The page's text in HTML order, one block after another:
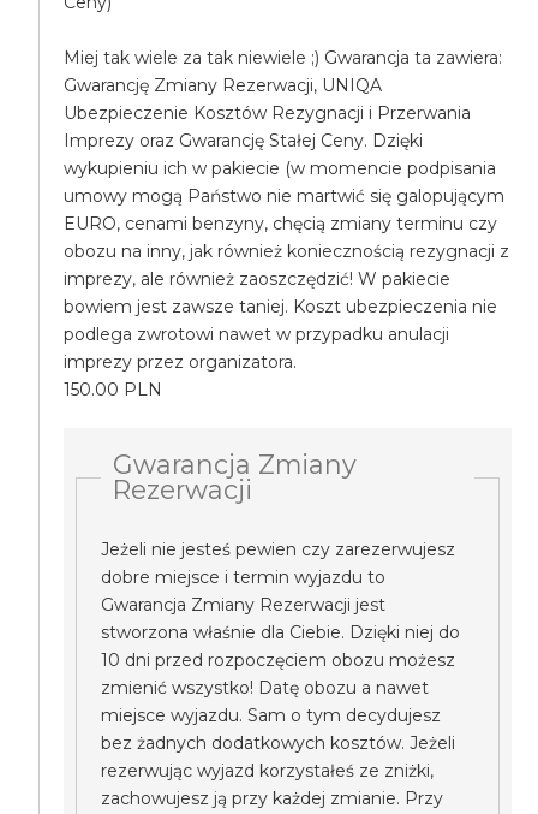
Miej tak wiele za tak niewiele ;) Gwarancja ta zawiera:
Gwarancję Zmiany Rezerwacji, UNIQA
Ubezpieczenie Kosztów Rezygnacji i Przerwania
Imprezy oraz Gwarancję Stałej Ceny. Dzięki
wykupieniu ich w pakiecie (w momencie podpisania
umowy mogą Państwo nie martwić się galopującym
EURO, cenami benzyny, chęcią zmiany terminu czy
obozu na inny, jak również koniecznością rezygnacji z
imprezy, ale również zaoszczędzić! W pakiecie
bowiem jest zawsze taniej. Koszt ubezpieczenia nie
podlega zwrotowi nawet w przypadku anulacji
imprezy przez organizatora.
150.00 PLN
Gwarancja Zmiany
Rezerwacji
Jeżeli nie jesteś pewien czy zarezerwujesz
dobre miejsce i termin wyjazdu to
Gwarancja Zmiany Rezerwacji jest
stworzona właśnie dla Ciebie. Dzięki niej do
10 dni przed rozpoczęciem obozu możesz
zmienić wszystko! Datę obozu a nawet
miejsce wyjazdu. Sam o tym decydujesz
bez żadnych dodatkowych kosztów. Jeżeli
rezerwując wyjazd korzystałeś ze zniżki,
zachowujesz ją przy każdej zmianie. Przy